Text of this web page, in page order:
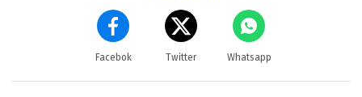
Facebok Twitter Whatsapp